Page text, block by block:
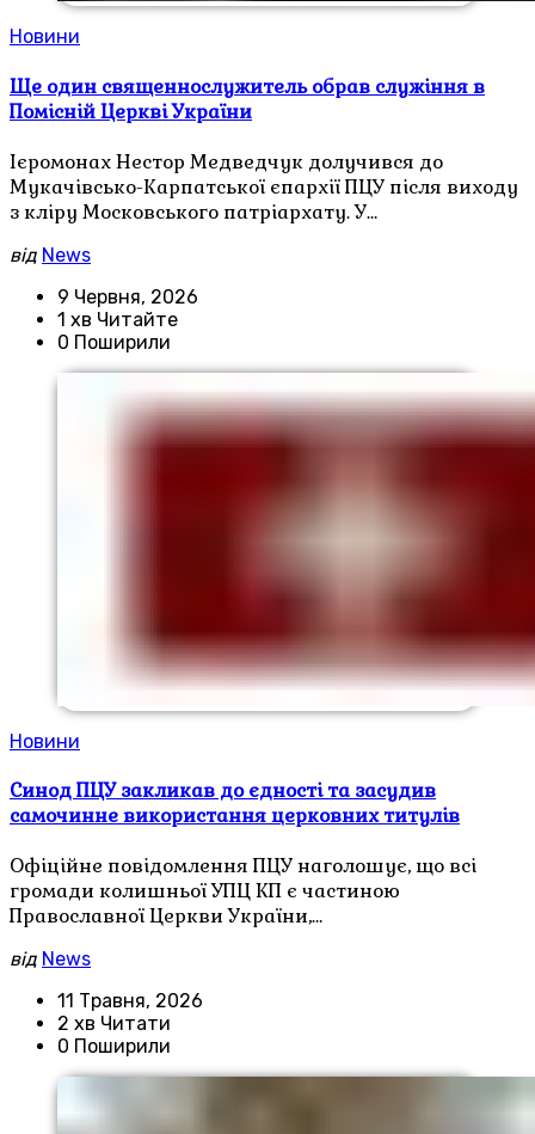
Новини
Ще один священнослужитель обрав служіння в
Помісній Церкві України
Ієромонах Нестор Медведчук долучився до
Мукачівсько-Карпатської єпархії ПЦУ після виходу
з кліру Московського патріархату. У…
від News
9 Червня, 2026
1 хв Читайте
0 Поширили
Новини
Синод ПЦУ закликав до єдності та засудив
самочинне використання церковних титулів
Офіційне повідомлення ПЦУ наголошує, що всі
громади колишньої УПЦ КП є частиною
Православної Церкви України,…
від News
11 Травня, 2026
2 хв Читати
0 Поширили